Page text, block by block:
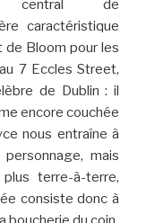
central de
caractéristique
Bloom pour les
7 Eccles Street,
de Dublin : il
encore couchée
nous entraîne à
mais
terre-à-terre,
consiste donc à